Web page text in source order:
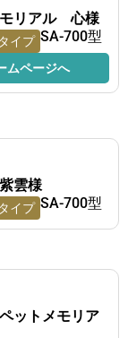
リアル 心様
イプ SA-700型
ムページへ
雲様
イプ SA-700型
ットメモリア